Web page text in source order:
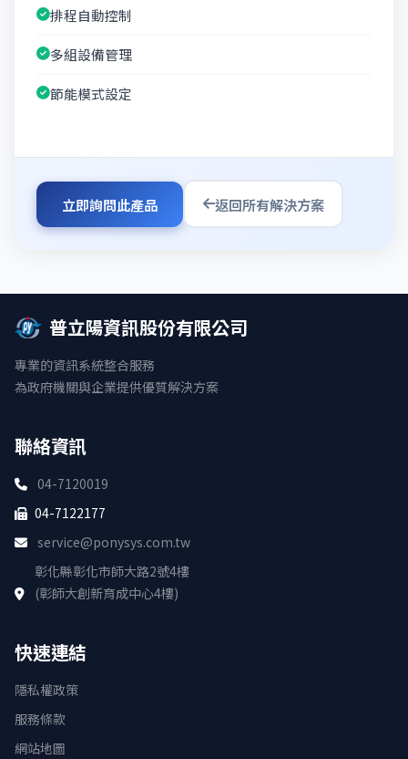
排程自動控制
多組設備管理
節能模式設定
立即詢問此產品 返回所有解決方案
普立陽資訊股份有限公司
專業的資訊系統整合服務
為政府機關與企業提供優質解決方案
聯絡資訊
04-7120019
04-7122177
service@ponysys.com.tw
彰化縣彰化市師大路2號4樓
(彰師大創新育成中心4樓)
快速連結
隱私權政策
服務條款
網站地圖